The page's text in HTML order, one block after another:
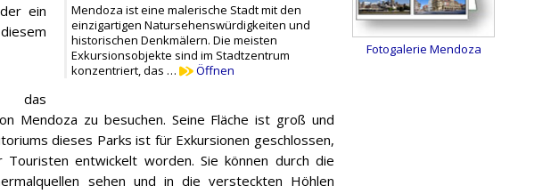
Mendoza ist eine malerische Stadt mit den
einzigartigen Natursehenswürdigkeiten und
historischen Denkmälern. Die meisten
Exkursionsobjekte sind im Stadtzentrum
konzentriert, das …
Öffnen
ein
das
Mendoza zu besuchen. Seine Fläche ist groß und
dieses Parks ist für Exkursionen geschlossen,
entwickelt worden. Sie können durch die
sehen und in die versteckten Höhlen
Fotogalerie Mendoza